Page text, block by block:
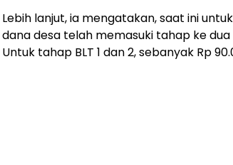
Lebih lanjut, ia mengatakan, saat ini
dana desa telah memasuki tahap ke
Untuk tahap BLT 1 dan 2, sebanyak Rp